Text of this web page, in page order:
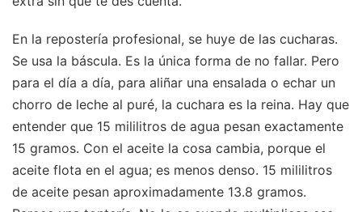
En la repostería profesional, se huye de las cucharas.
Se usa la báscula. Es la única forma de no fallar. Pero
para el día a día, para aliñar una ensalada o echar un
chorro de leche al puré, la cuchara es la reina. Hay que
entender que 15 mililitros de agua pesan exactamente
15 gramos. Con el aceite la cosa cambia, porque el
aceite flota en el agua; es menos denso. 15 mililitros
de aceite pesan aproximadamente 13.8 gramos.